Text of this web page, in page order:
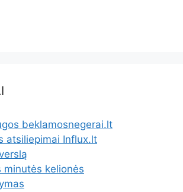
beklamosnegerai.lt
atsiliepimai Influx.lt
minutės kelionės